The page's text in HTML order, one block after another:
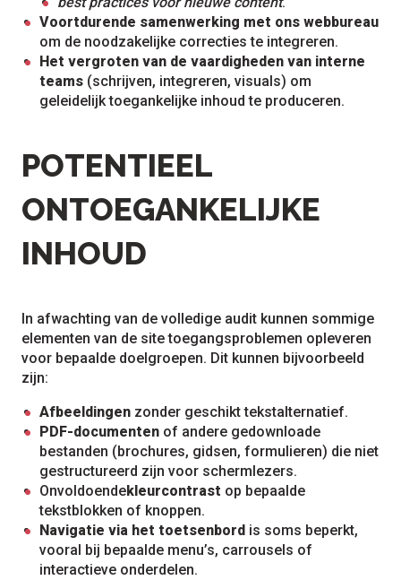
Voortdurende samenwerking met ons webbureau
om de noodzakelijke correcties te integreren.
Het vergroten van de vaardigheden van interne
teams (schrijven, integreren, visuals) om
geleidelijk toegankelijke inhoud te produceren.
POTENTIEEL
ONTOEGANKELIJKE
INHOUD
In afwachting van de volledige audit kunnen sommige
elementen van de site toegangsproblemen opleveren
voor bepaalde doelgroepen. Dit kunnen bijvoorbeeld
zijn:
Afbeeldingen zonder geschikt tekstalternatief.
PDF-documenten of andere gedownloade
bestanden (brochures, gidsen, formulieren) die niet
gestructureerd zijn voor schermlezers.
Onvoldoendekleurcontrast op bepaalde
tekstblokken of knoppen.
Navigatie via het toetsenbord is soms beperkt,
vooral bij bepaalde menu’s, carrousels of
interactieve onderdelen.